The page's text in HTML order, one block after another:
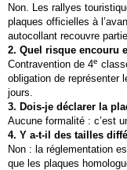
Non. Les rallyes
plaques officielles à
autocollant recouvre
2. Quel risque encouru
Contravention de 4e
obligation de représenter
jours.
3. Dois‑je déclarer la
Aucune formalité : c’est
4. Y a‑t‑il des tailles
Non : la réglementation
que les plaques